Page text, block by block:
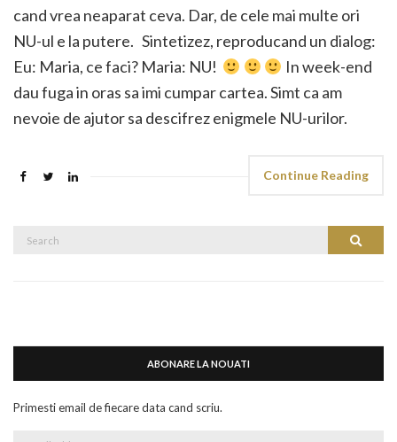
cand vrea neaparat ceva. Dar, de cele mai multe ori
NU-ul e la putere. Sintetizez, reproducand un dialog:
Eu: Maria, ce faci? Maria: NU!
In week-end
dau fuga in oras sa imi cumpar cartea. Simt ca am
nevoie de ajutor sa descifrez enigmele NU-urilor.
Continue Reading
Search
ABONARE LA NOUATI
Primesti email de fiecare data cand scriu.